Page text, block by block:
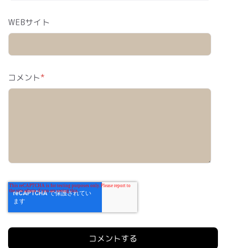
WEBサイト
コメント*